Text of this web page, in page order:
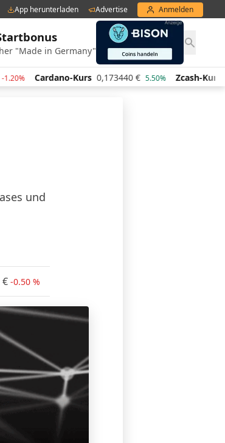
App herunterladen Advertise Anmelden
"Made in Germany"
Kurs 0,173440 € 5.50% Zcash-Kurs 437,43 €
und
€ -0.50 %